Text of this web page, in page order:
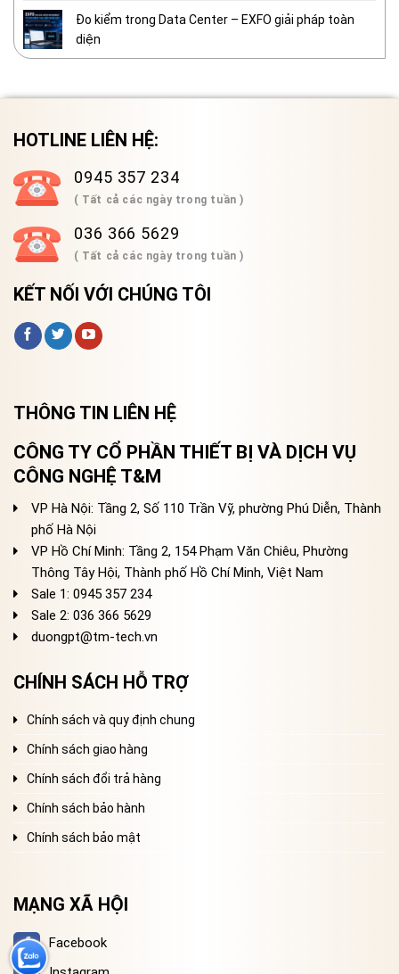
Đo kiểm trong Data Center – EXFO giải pháp toàn
diện
HOTLINE LIÊN HỆ:
0945 357 234
( Tất cả các ngày trong tuần )
036 366 5629
( Tất cả các ngày trong tuần )
KẾT NỐI VỚI CHÚNG TÔI
THÔNG TIN LIÊN HỆ
CÔNG TY CỔ PHẦN THIẾT BỊ VÀ DỊCH VỤ
CÔNG NGHỆ T&M
VP Hà Nội: Tầng 2, Số 110 Trần Vỹ, phường Phú Diễn, Thành
phố Hà Nội
VP Hồ Chí Minh: Tầng 2, 154 Phạm Văn Chiêu, Phường
Thông Tây Hội, Thành phố Hồ Chí Minh, Việt Nam
Sale 1: 0945 357 234
Sale 2: 036 366 5629
duongpt@tm-tech.vn
CHÍNH SÁCH HỖ TRỢ
Chính sách và quy định chung
Chính sách giao hàng
Chính sách đổi trả hàng
Chính sách bảo hành
Chính sách bảo mật
MẠNG XÃ HỘI
Facebook